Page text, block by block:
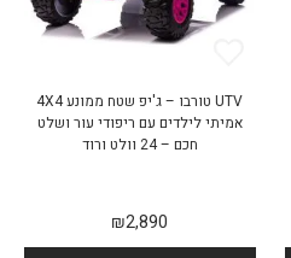
UTV טורבו – ג'יפ שטח ממונע 4X4
אמיתי לילדים עם ריפודי עור ושלט
חכם – 24 וולט ורוד
₪2,890